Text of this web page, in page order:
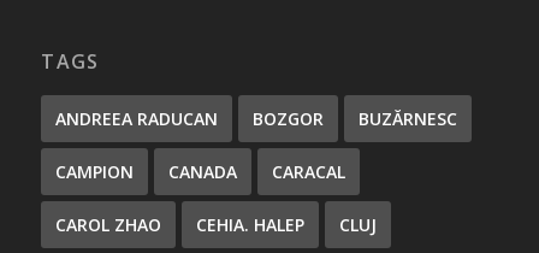
TAGS
ANDREEA RADUCAN BOZGOR BUZĂRNESC
CAMPION CANADA CARACAL
CAROL ZHAO CEHIA. HALEP CLUJ